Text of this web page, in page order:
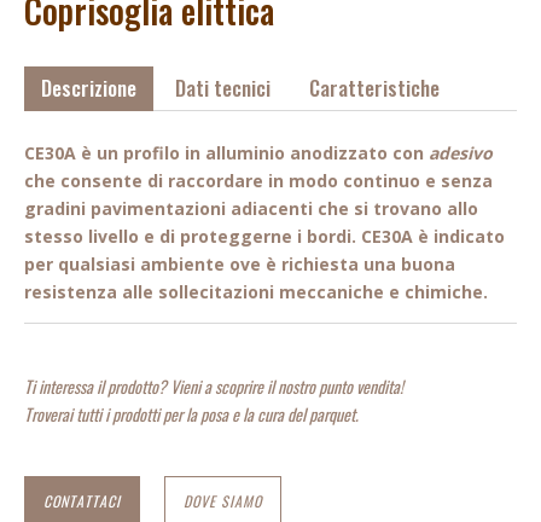
Coprisoglia elittica
Descrizione Dati tecnici Caratteristiche
CE30A è un profilo in alluminio anodizzato con adesivo
che consente di raccordare in modo continuo e senza
gradini pavimentazioni adiacenti che si trovano allo
stesso livello e di proteggerne i bordi. CE30A è indicato
per qualsiasi ambiente ove è richiesta una buona
resistenza alle sollecitazioni meccaniche e chimiche.
Ti interessa il prodotto? Vieni a scoprire il nostro punto vendita!
Troverai tutti i prodotti per la posa e la cura del parquet.
CONTATTACI DOVE SIAMO